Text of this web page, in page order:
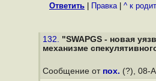
Ответить Правка| ^ к
132. "SWAPGS - новая
механизме
Сообщение от пох. (?), 08-